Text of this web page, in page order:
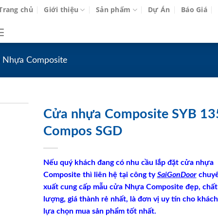
chủ Giới thiệu Sản phẩm Dự Án Báo Giá
Nhựa Composite
Cửa nhựa Composite SYB
Compos SGD
Nếu quý khách đang có nhu cầu lắp đặt cửa nhựa
Composite thì liên hệ tại công tySaiGonDoor
xuất cung cấp mẫu cửa Nhựa Composite đẹp, chất
lượng, giá thành rẻ nhất, là đơn vị uy tín cho
lựa chọn mua sản phẩm tốt nhất.